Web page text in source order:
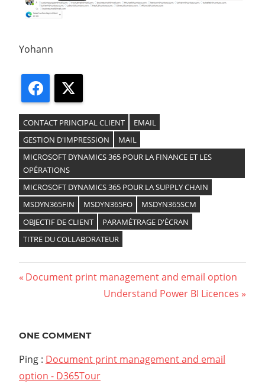
Yohann
Facebook
CONTACT PRINCIPAL CLIENT
EMAIL
GESTION D'IMPRESSION
MAIL
MICROSOFT DYNAMICS 365 POUR LA FINANCE ET LES
OPÉRATIONS
MICROSOFT DYNAMICS 365 POUR LA SUPPLY CHAIN
MSDYN365FIN
MSDYN365FO
MSDYN365SCM
OBJECTIF DE CLIENT
PARAMÉTRAGE D'ÉCRAN
TITRE DU COLLABORATEUR
Navigation
l’article
Previous
Document print management and email option
Next
Understand Power BI Licences
ONE COMMENT
Ping : Document print management and email
option - D365Tour